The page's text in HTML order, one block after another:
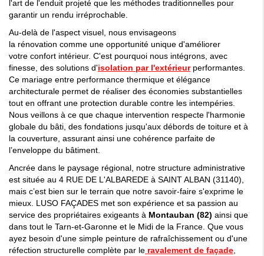
l'art de l'enduit projeté que les méthodes traditionnelles pour
garantir un rendu irréprochable.
Au-delà de l'aspect visuel, nous envisageons
la rénovation comme une opportunité unique d'améliorer
votre confort intérieur. C'est pourquoi nous intégrons, avec
finesse, des solutions d'isolation par l'extérieurperformantes.
Ce mariage entre performance thermique et élégance
architecturale permet de réaliser des économies substantielles
tout en offrant une protection durable contre les intempéries
Nous veillons à ce que chaque intervention respecte l'harmonie
globale du bâti, des fondations jusqu'aux débords de toiture et à
la couverture , assurant ainsi une cohérence parfaite de
l’enveloppe du bâtiment.
Ancrée dans le paysage régional, notre structure administrative
est située au 4 RUE DE L'ALBAREDE à SAINT ALBAN (31140)
mais c’est bien sur le terrain que notre savoir-faire s'exprime le
mieux. LUSO FAÇADES met son expérience et sa passion au
service des propriétaires exigeants à Montauban (82) ainsi que
dans tout le Tarn-et-Garonne et le Midi de la France . Que vous
ayez besoin d'une simple peinture de rafraîchissement ou d'une
réfection structurelle complète par le ravalement de façade